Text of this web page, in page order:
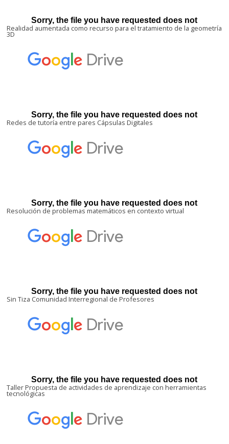
Realidad aumentada como recurso para el tratamiento de la geometría
3D
Redes de tutoría entre pares Cápsulas Digitales
Resolución de problemas matemáticos en contexto virtual
Sin Tiza Comunidad Interregional de Profesores
Taller Propuesta de actividades de aprendizaje con herramientas
tecnológicas